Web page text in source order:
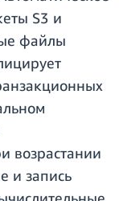
S3 и
файлы
возрастании
и запись